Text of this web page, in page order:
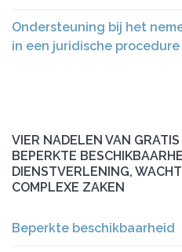
Ondersteuning bij het
in een juridische procedure
VIER NADELEN VAN
BEPERKTE
DIENSTVERLENING,
COMPLEXE ZAKEN
Beperkte beschikbaarheid